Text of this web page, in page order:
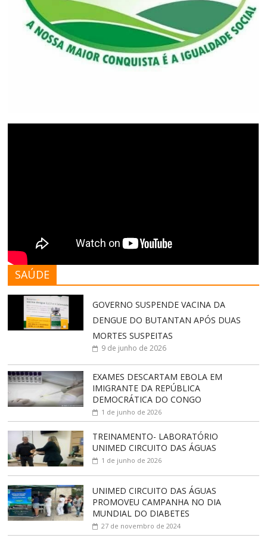
SAÚDE
GOVERNO SUSPENDE VACINA DA
DENGUE DO BUTANTAN APÓS DUAS
MORTES SUSPEITAS
9 de junho de 2026
EXAMES DESCARTAM EBOLA EM
IMIGRANTE DA REPÚBLICA
DEMOCRÁTICA DO CONGO
1 de junho de 2026
TREINAMENTO- LABORATÓRIO
UNIMED CIRCUITO DAS ÁGUAS
1 de junho de 2026
UNIMED CIRCUITO DAS ÁGUAS
PROMOVEU CAMPANHA NO DIA
MUNDIAL DO DIABETES
27 de novembro de 2024